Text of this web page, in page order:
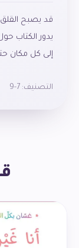
قد يصبح
يدور الكتاب
إلى كل مكان
التصنيف: 7-9